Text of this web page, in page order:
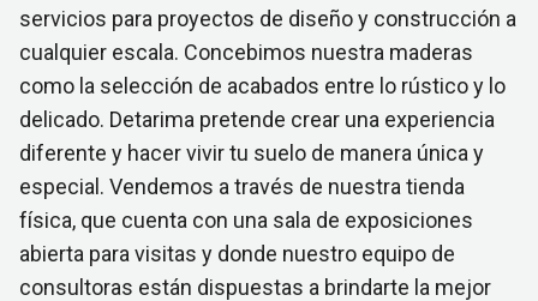
servicios para proyectos de diseño y construcción a
cualquier escala. Concebimos nuestra maderas
como la selección de acabados entre lo rústico y lo
delicado. Detarima pretende crear una experiencia
diferente y hacer vivir tu suelo de manera única y
especial. Vendemos a través de nuestra tienda
física, que cuenta con una sala de exposiciones
abierta para visitas y donde nuestro equipo de
consultoras están dispuestas a brindarte la mejor